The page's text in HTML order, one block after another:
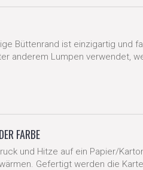
Büttenrand ist einzigartig und
anderem Lumpen verwendet,
FARBE
und Hitze auf ein Papier/
Gefertigt werden die